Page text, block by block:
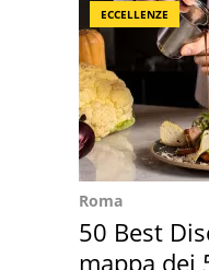
ECCELLENZE
Roma
50 Best
mappa dei